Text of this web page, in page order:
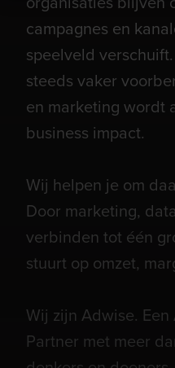
campagnes en
speelveld
steeds vaker
en marketing wordt
business impact.
Wij helpen je om
Door marketing,
verbinden tot één
stuurt op omzet,
Wij zijn Adwise.
Partner met meer